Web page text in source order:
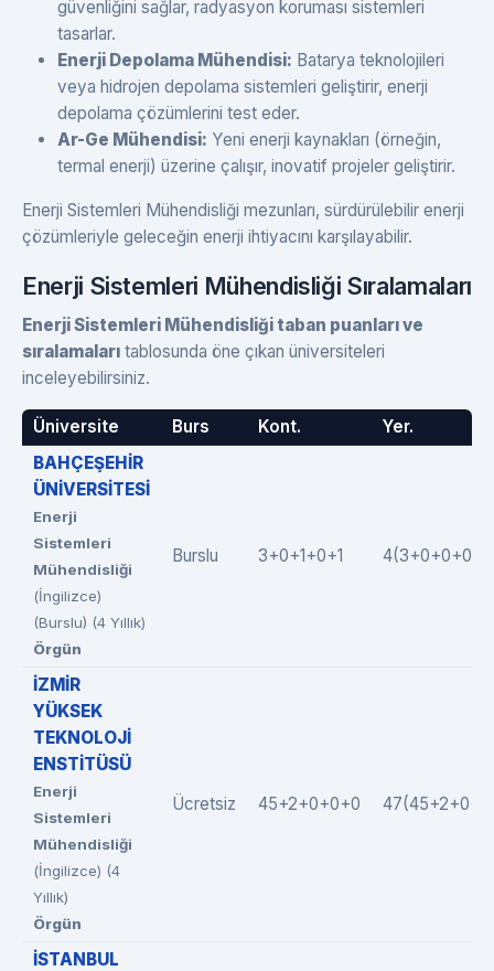
güvenliğini sağlar, radyasyon koruması sistemleri
tasarlar.
Enerji Depolama Mühendisi: Batarya teknolojileri
veya hidrojen depolama sistemleri geliştirir, enerji
depolama çözümlerini test eder.
Ar-Ge Mühendisi: Yeni enerji kaynakları (örneğin,
termal enerji) üzerine çalışır, inovatif projeler geliştirir.
Enerji Sistemleri Mühendisliği mezunları, sürdürülebilir enerji
çözümleriyle geleceğin enerji ihtiyacını karşılayabilir.
Enerji Sistemleri Mühendisliği Sıralamaları
Enerji Sistemleri Mühendisliği taban puanları ve
sıralamaları tablosunda öne çıkan üniversiteleri
inceleyebilirsiniz.
Üniversite Burs Kont.
Yer.
BAHÇEŞEHİR
ÜNİVERSİTESİ
Enerji
Sistemleri
Mühendisliği
(İngilizce)
(Burslu) (4 Yıllık)
Örgün
Burslu 3+0+1+0+1 4(3+0+0+0+1)
İZMİR
YÜKSEK
TEKNOLOJİ
ENSTİTÜSÜ
Enerji
Sistemleri
Mühendisliği
(İngilizce) (4
Yıllık)
Örgün
Ücretsiz 45+2+0+0+0
İSTANBUL